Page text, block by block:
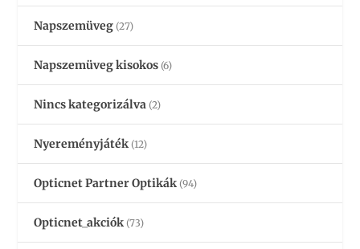
Napszemüveg (27)
Napszemüveg kisokos (6)
Nincs kategorizálva (2)
Nyereményjáték (12)
Opticnet Partner Optikák (94)
Opticnet_akciók (73)